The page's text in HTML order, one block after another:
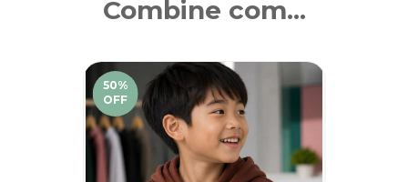
Combine com...
50%
OFF